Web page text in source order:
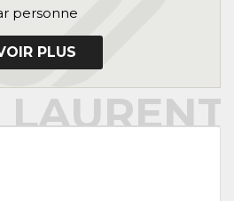
personne
PLUS